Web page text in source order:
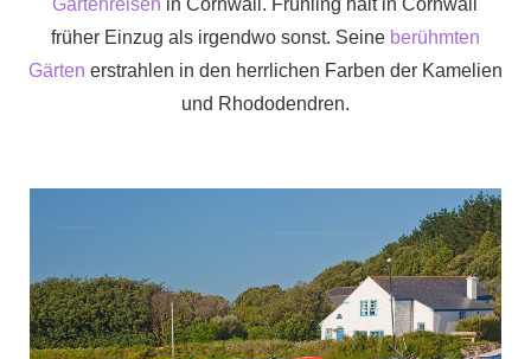
Gartenreisen in Cornwall. Frühling hält in Cornwall
früher Einzug als irgendwo sonst. Seine berühmten
Gärten erstrahlen in den herrlichen Farben der Kamelien
und Rhododendren.